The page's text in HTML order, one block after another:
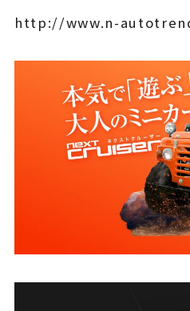
ニュース
http://www.n-